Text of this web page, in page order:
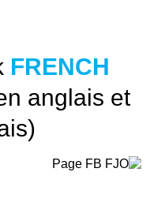
FRENCH
anglais et